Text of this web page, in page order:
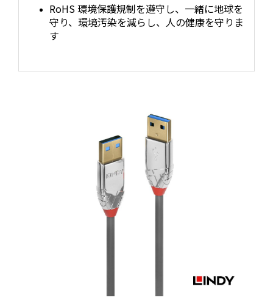
RoHS 環境保護規制を遵守し、一緒に地球を
守り、環境汚染を減らし、人の健康を守りま
す